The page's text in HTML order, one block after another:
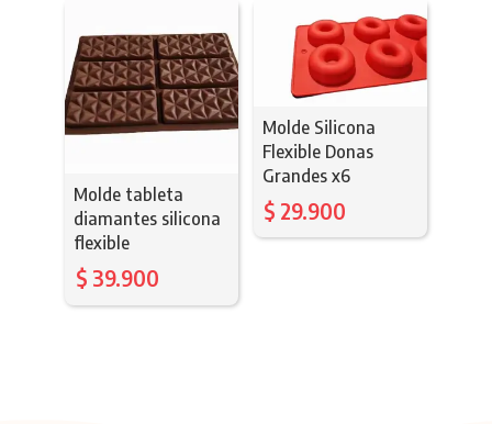
Molde tableta
diamantes silicona
flexible
$ 39.900
Molde Silicona
Flexible Donas
Grandes x6
$ 29.900